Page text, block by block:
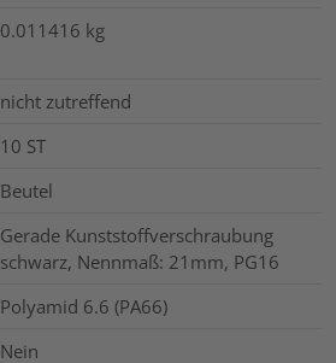
0.011416 kg
nicht zutreffend
10 ST
Beutel
Gerade Kunststoffverschraubung
schwarz, Nennmaß: 21mm, PG16
Polyamid 6.6 (PA66)
Nein